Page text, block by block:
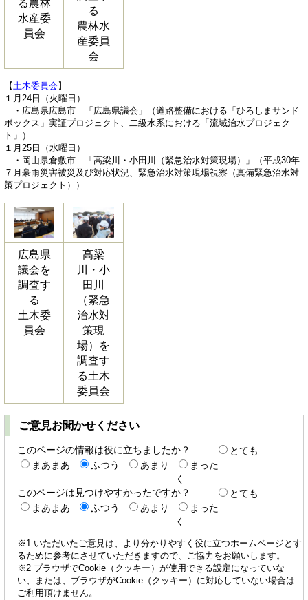
る農林
水産委
員会
る
農林水
産委員
会
【土木委員会】
１月24日（火曜日）
・広島県広島市 「広島県議会」（道路整備における「ひろしまサンド
ボックス」実証プロジェクト、二級水系における「流域治水プロジェク
ト」）
１月25日（水曜日）
・岡山県倉敷市 「高梁川・小田川（緊急治水対策現場）」（平成30年
７月豪雨災害被災及び対応状況、緊急治水対策現場視察（真備緊急治水対
策プロジェクト））
広島県
議会を
調査す
る
土木委
員会
高梁
川・小
田川
（緊急
治水対
策現
場）を
調査す
る土木
委員会
ご意見お聞かせください
このページの情報は役に立ちましたか？
とても
まあまあ
ふつう あまり
まった
く
このページは見つけやすかったですか？
とても
まあまあ
ふつう あまり
まった
く
※1 いただいたご意見は、より分かりやすく役に立つホームページとす
るために参考にさせていただきますので、ご協力をお願いします。
※2 ブラウザでCookie（クッキー）が使用できる設定になっていな
い、または、ブラウザがCookie（クッキー）に対応していない場合は
ご利用頂けません。